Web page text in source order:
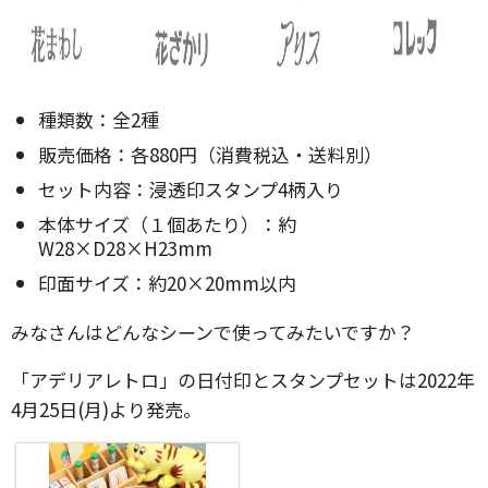
種類数：全2種
販売価格：各880円（消費税込・送料別）
セット内容：浸透印スタンプ4柄入り
本体サイズ（１個あたり）：約
W28×D28×H23mm
印面サイズ：約20×20mm以内
みなさんはどんなシーンで使ってみたいですか？
「アデリアレトロ」の日付印とスタンプセットは2022年
4月25日(月)より発売。